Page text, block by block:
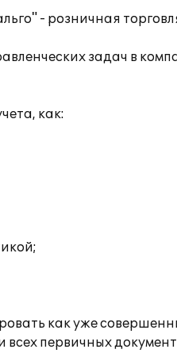
- розничная
задач в
как:
как уже
первичных